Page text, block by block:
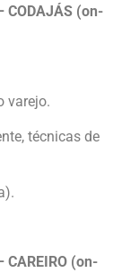
CODAJÁS (on-
varejo.
técnicas de
CAREIRO (on-